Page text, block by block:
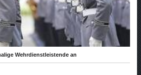
Wehrdienstleistende an